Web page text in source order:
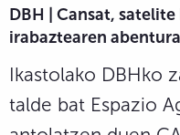
DBH | Cansat,
irabaztearen abentura
Ikastolako DBHko
talde bat Espazio